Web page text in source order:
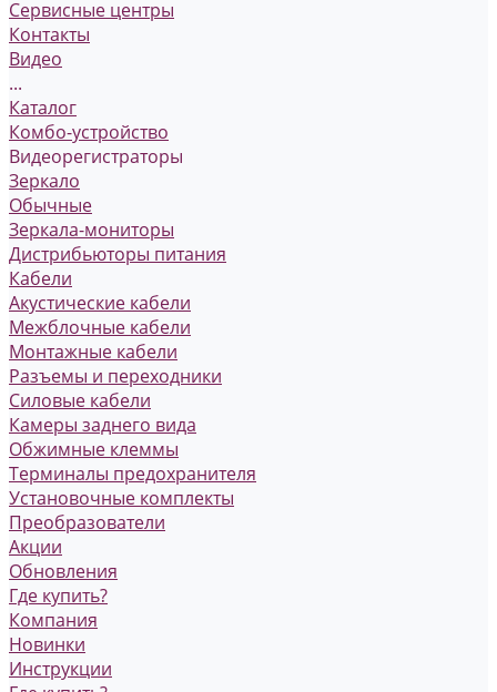
Сервисные центры
Контакты
Видео
...
Каталог
Комбо-устройство
Видеорегистраторы
Зеркало
Обычные
Зеркала-мониторы
Дистрибьюторы питания
Кабели
Акустические кабели
Межблочные кабели
Монтажные кабели
Разъемы и переходники
Силовые кабели
Камеры заднего вида
Обжимные клеммы
Терминалы предохранителя
Установочные комплекты
Преобразователи
Акции
Обновления
Где купить?
Компания
Новинки
Инструкции